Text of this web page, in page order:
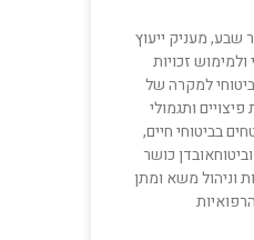
שבע, מעניק ייעוץ
זכויות
ביטוחי למקרה של
ותגמולי
בביטוחי חיים,
כושר
וניהול משא ומתן